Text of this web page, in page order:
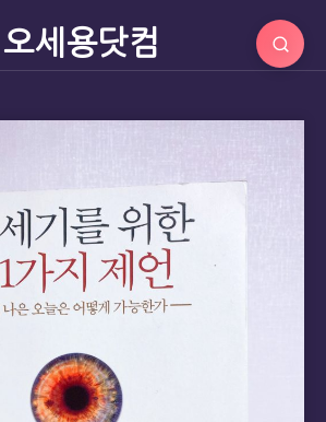
오세용닷컴